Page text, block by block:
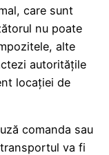
care sunt
nu poate
alte
autoritățile
locației de
comanda sau
va fi